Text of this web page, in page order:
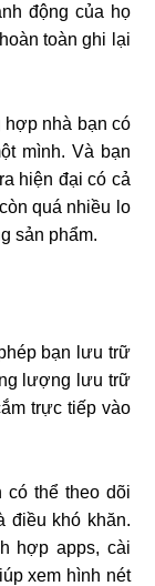
động của họ
toàn ghi lại
hợp nhà bạn có
mình. Và bạn
hiện đại có cả
quá nhiều lo
sản phẩm.
bạn lưu trữ
lượng lưu trữ
trực tiếp vào
có thể theo dõi
điều khó khăn.
hợp apps, cài
xem hình nét